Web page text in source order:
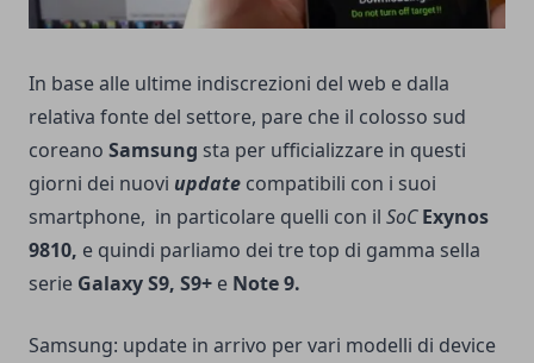
In base alle ultime indiscrezioni del web e dalla
relativa fonte del settore, pare che il colosso sud
coreano Samsung sta per ufficializzare in questi
giorni dei nuovi update compatibili con i suoi
smartphone, in particolare quelli con il SoC Exynos
9810, e quindi parliamo dei tre top di gamma sella
serie Galaxy S9, S9+ e Note 9.
Samsung: update in arrivo per vari modelli di device